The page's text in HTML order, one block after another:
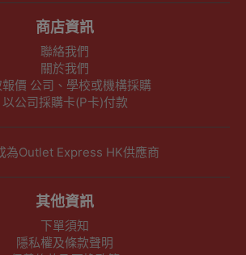
商店資訊
聯絡我們
關於我們
報價 公司、學校或機構採購
以公司採購卡(P卡)付款
為Outlet Express HK供應商
其他資訊
下單須知
隱私權及條款聲明